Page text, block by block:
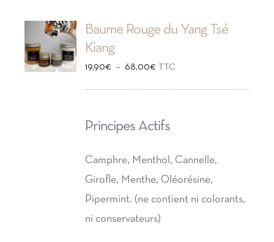
CHOIX
DES
CE
PRODUIT
Baume Rouge du Yang Tsé
Kiang
19,90€ – 68,00€ Plage
19,90€
68,00€
TTC
Principes Actifs
Camphre, Menthol, Cannelle,
Girofle, Menthe, Oléorésine,
Pipermint. (ne contient ni colorants,
ni conservateurs)